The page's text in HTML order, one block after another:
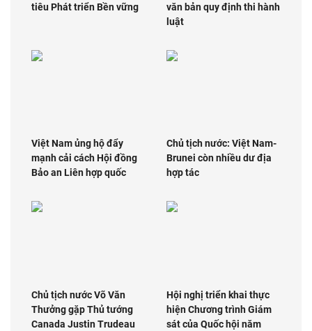
tiêu Phát triển Bền vững
văn bản quy định thi hành
luật
Việt Nam ủng hộ đẩy
mạnh cải cách Hội đồng
Bảo an Liên hợp quốc
Chủ tịch nước: Việt Nam-
Brunei còn nhiều dư địa
hợp tác
Chủ tịch nước Võ Văn
Thưởng gặp Thủ tướng
Canada Justin Trudeau
Hội nghị triển khai thực
hiện Chương trình Giám
sát của Quốc hội năm